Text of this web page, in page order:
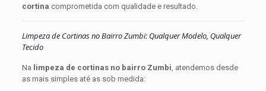
cortina comprometida com qualidade e resultado.
Limpeza de Cortinas no Bairro Zumbi: Qualquer Modelo, Qualquer
Tecido
Na limpeza de cortinas no bairro Zumbi , atendemos desde
as mais simples até as sob medida: